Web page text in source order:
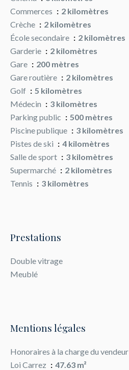
Commerces
2 kilomètres
Crèche
2 kilomètres
École secondaire
2 kilomètres
Garderie
2 kilomètres
Gare
200 mètres
Gare routière
2 kilomètres
Golf
5 kilomètres
Médecin
3 kilomètres
Parking public
500 mètres
Piscine publique
3 kilomètres
Pistes de ski
4 kilomètres
Salle de sport
3 kilomètres
Supermarché
2 kilomètres
Tennis
3 kilomètres
Prestations
Double vitrage
Meublé
Mentions légales
Honoraires à la charge du vendeur
Loi Carrez
47.63 m²